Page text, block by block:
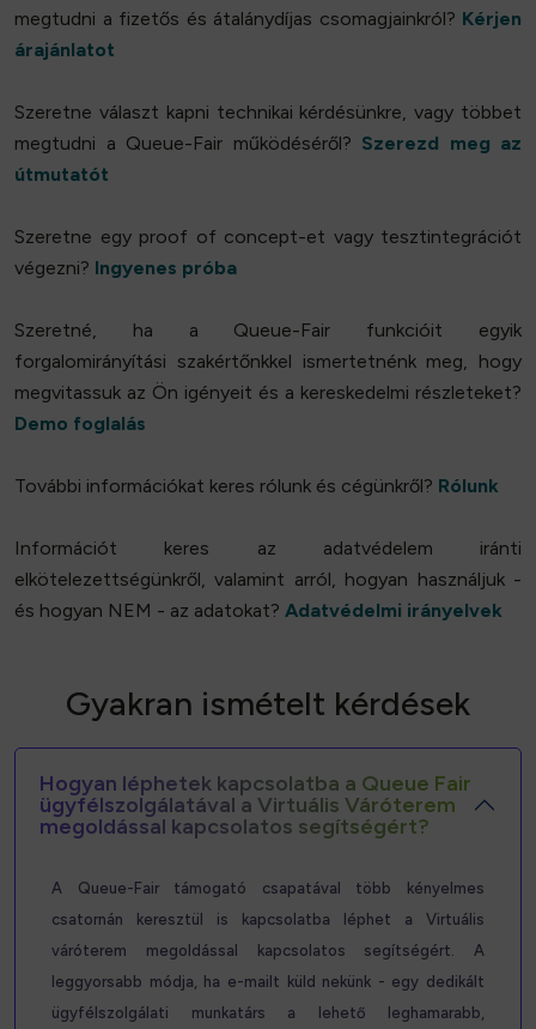
megtudni a fizetős és átalánydíjas csomagjainkról? Kérjen
árajánlatot
Szeretne választ kapni technikai kérdésünkre, vagy többet
megtudni a Queue-Fair működéséről? Szerezd meg az
útmutatót
Szeretne egy proof of concept-et vagy tesztintegrációt
végezni? Ingyenes próba
Szeretné, ha a Queue-Fair funkcióit egyik
forgalomirányítási szakértőnkkel ismertetnénk meg, hogy
megvitassuk az Ön igényeit és a kereskedelmi részleteket?
Demo foglalás
További információkat keres rólunk és cégünkről? Rólunk
Információt keres az adatvédelem iránti
elkötelezettségünkről, valamint arról, hogyan használjuk -
és hogyan NEM - az adatokat? Adatvédelmi irányelvek
Gyakran ismételt kérdések
Hogyan léphetek kapcsolatba a Queue Fair
ügyfélszolgálatával a Virtuális Váróterem
megoldással kapcsolatos segítségért?
A Queue-Fair támogató csapatával több kényelmes
csatornán keresztül is kapcsolatba léphet a Virtuális
váróterem megoldással kapcsolatos segítségért. A
leggyorsabb módja, ha e-mailt küld nekünk - egy dedikált
ügyfélszolgálati munkatárs a lehető leghamarabb,